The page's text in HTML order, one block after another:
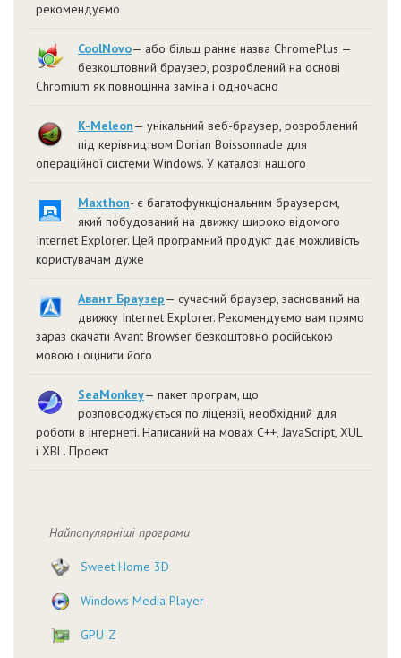
рекомендуємо
CoolNovo— або більш раннє назва ChromePlus —
безкоштовний браузер, розроблений на основі
Chromium як повноцінна заміна і одночасно
K-Meleon— унікальний веб-браузер, розроблений
під керівництвом Dorian Boissonnade для
операційної системи Windows. У каталозі нашого
Maxthon- є багатофункціональним браузером,
який побудований на движку широко відомого
Internet Explorer. Цей програмний продукт дає можливість
користувачам дуже
Авант Браузер— сучасний браузер, заснований на
движку Internet Explorer. Рекомендуємо вам прямо
зараз скачати Avant Browser безкоштовно російською
мовою і оцінити його
SeaMonkey— пакет програм, що
розповсюджується по ліцензії, необхідний для
роботи в інтернеті. Написаний на мовах C++, JavaScript, XUL
і XBL. Проект
Найпопулярніші програми
Sweet Home 3D
Windows Media Player
GPU-Z